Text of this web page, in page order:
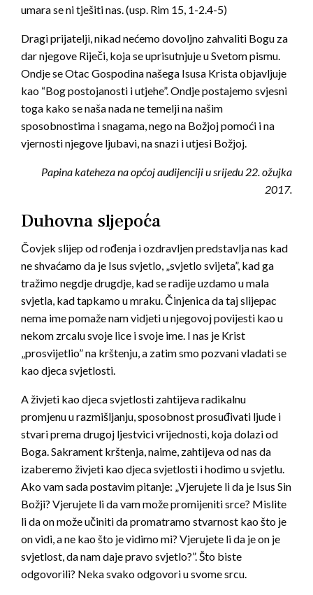
umara se ni tješiti nas. (usp. Rim 15, 1-2.4-5)
Dragi prijatelji, nikad nećemo dovoljno zahvaliti Bogu za
dar njegove Riječi, koja se uprisutnjuje u Svetom pismu.
Ondje se Otac Gospodina našega Isusa Krista objavljuje
kao “Bog postojanosti i utjehe”. Ondje postajemo svjesni
toga kako se naša nada ne temelji na našim
sposobnostima i snagama, nego na Božjoj pomoći i na
vjernosti njegove ljubavi, na snazi i utjesi Božjoj.
Papina kateheza na općoj audijenciji u srijedu 22. ožujka
2017.
Duhovna sljepoća
Čovjek slijep od rođenja i ozdravljen predstavlja nas kad
ne shvaćamo da je Isus svjetlo, „svjetlo svijeta”, kad ga
tražimo negdje drugdje, kad se radije uzdamo u mala
svjetla, kad tapkamo u mraku. Činjenica da taj slijepac
nema ime pomaže nam vidjeti u njegovoj povijesti kao u
nekom zrcalu svoje lice i svoje ime. I nas je Krist
„prosvijetlio” na krštenju, a zatim smo pozvani vladati se
kao djeca svjetlosti.
A živjeti kao djeca svjetlosti zahtijeva radikalnu
promjenu u razmišljanju, sposobnost prosuđivati ljude i
stvari prema drugoj ljestvici vrijednosti, koja dolazi od
Boga. Sakrament krštenja, naime, zahtijeva od nas da
izaberemo živjeti kao djeca svjetlosti i hodimo u svjetlu.
Ako vam sada postavim pitanje: „Vjerujete li da je Isus Sin
Božji? Vjerujete li da vam može promijeniti srce? Mislite
li da on može učiniti da promatramo stvarnost kao što je
on vidi, a ne kao što je vidimo mi? Vjerujete li da je on je
svjetlost, da nam daje pravo svjetlo?”. Što biste
odgovorili? Neka svako odgovori u svome srcu.